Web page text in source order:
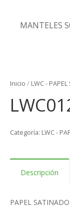
MANTELES
Inicio / LWC -
Categoría: LWC -
Descripción
PAPEL